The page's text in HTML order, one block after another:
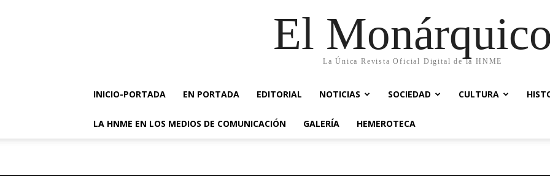
El Monárquico
La Única Revista Oficial Digital de la HNME
INICIO-PORTADA EN PORTADA EDITORIAL NOTICIAS SOCIEDAD CULTURA
LA HNME EN LOS MEDIOS DE COMUNICACIÓN GALERÍA HEMEROTECA